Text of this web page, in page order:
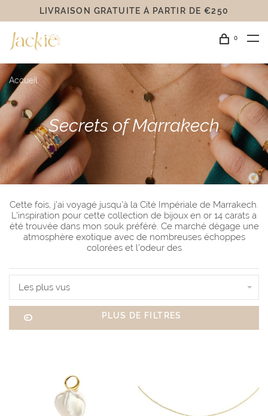
LIVRAISON GRATUITE Á PARTIR DE €250
0
Accueil
Secrets of Marrakech
Cette fois, j'ai voyagé jusqu'à la Cité Impériale de Marrakech.
L'inspiration pour cette collection de bijoux en or 14 carats a
été trouvée dans mon souk préféré. Ce marché dégage une
atmosphère exotique avec de nombreuses échoppes
colorées et l'odeur des
Les plus vus
PLUS DE FILTRES